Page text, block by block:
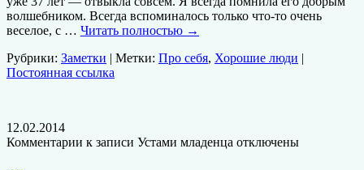
волшебником. Всегда вспоминалось только что-то очень
веселое, с … Читать полностью →
Рубрики: Заметки | Метки: Про себя, Хорошие люди
Постоянная ссылка
12.02.2014
Комментарии к записи Устами младенца отключены